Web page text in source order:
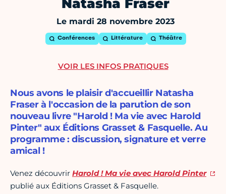
Natasha Fraser
Le mardi 28 novembre 2023
Conférences Littérature Théâtre
Nous avons le plaisir d'accueillir Natasha
Fraser à l'occasion de la parution de son
nouveau livre "Harold ! Ma vie avec Harold
Pinter" aux Éditions Grasset & Fasquelle. Au
programme : discussion, signature et verre
amical !
Venez découvrir Harold ! Ma vie avec Harold Pinter
publié aux Éditions Grasset & Fasquelle.
VOIR LES INFOS PRATIQUES